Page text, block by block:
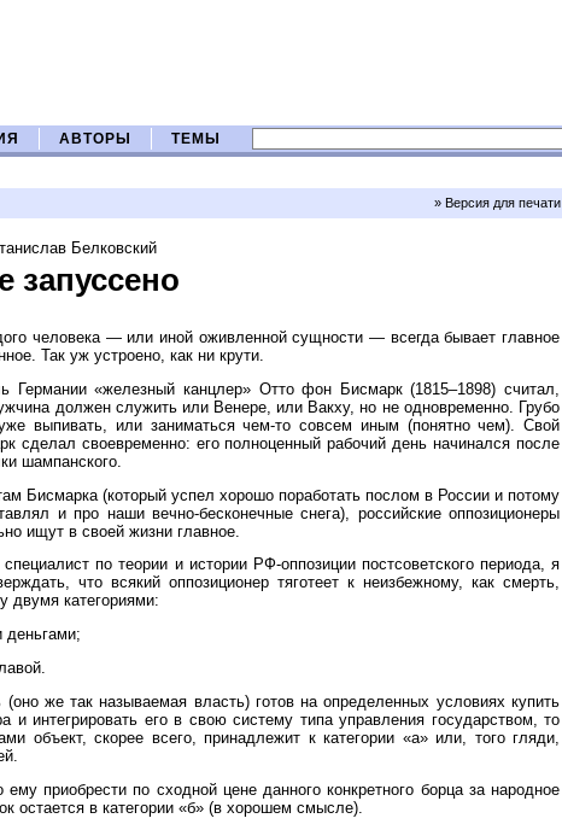
АВТОРЫ ТЕМЫ
» Версия для печати
Белковский
запуссено
человека — или иной оживленной сущности — всегда бывает главное
Так уж устроено, как ни крути.
Германии «железный канцлер» Отто фон Бисмарк (1815–1898) считал,
должен служить или Венере, или Вакху, но не одновременно. Грубо
выпивать, или заниматься чем-то совсем иным (понятно чем). Свой
сделал своевременно: его полноценный рабочий день начинался после
шампанского.
Бисмарка (который успел хорошо поработать послом в России и потому
и про наши вечно-бесконечные снега), российские оппозиционеры
ищут в своей жизни главное.
по теории и истории РФ-оппозиции постсоветского периода, я
что всякий оппозиционер тяготеет к неизбежному, как смерть,
двумя категориями:
деньгами;
же так называемая власть) готов на определенных условиях купить
и интегрировать его в свою систему типа управления государством, то
объект, скорее всего, принадлежит к категории «а» или, того гляди,
приобрести по сходной цене данного конкретного борца за народное
остается в категории «б» (в хорошем смысле).